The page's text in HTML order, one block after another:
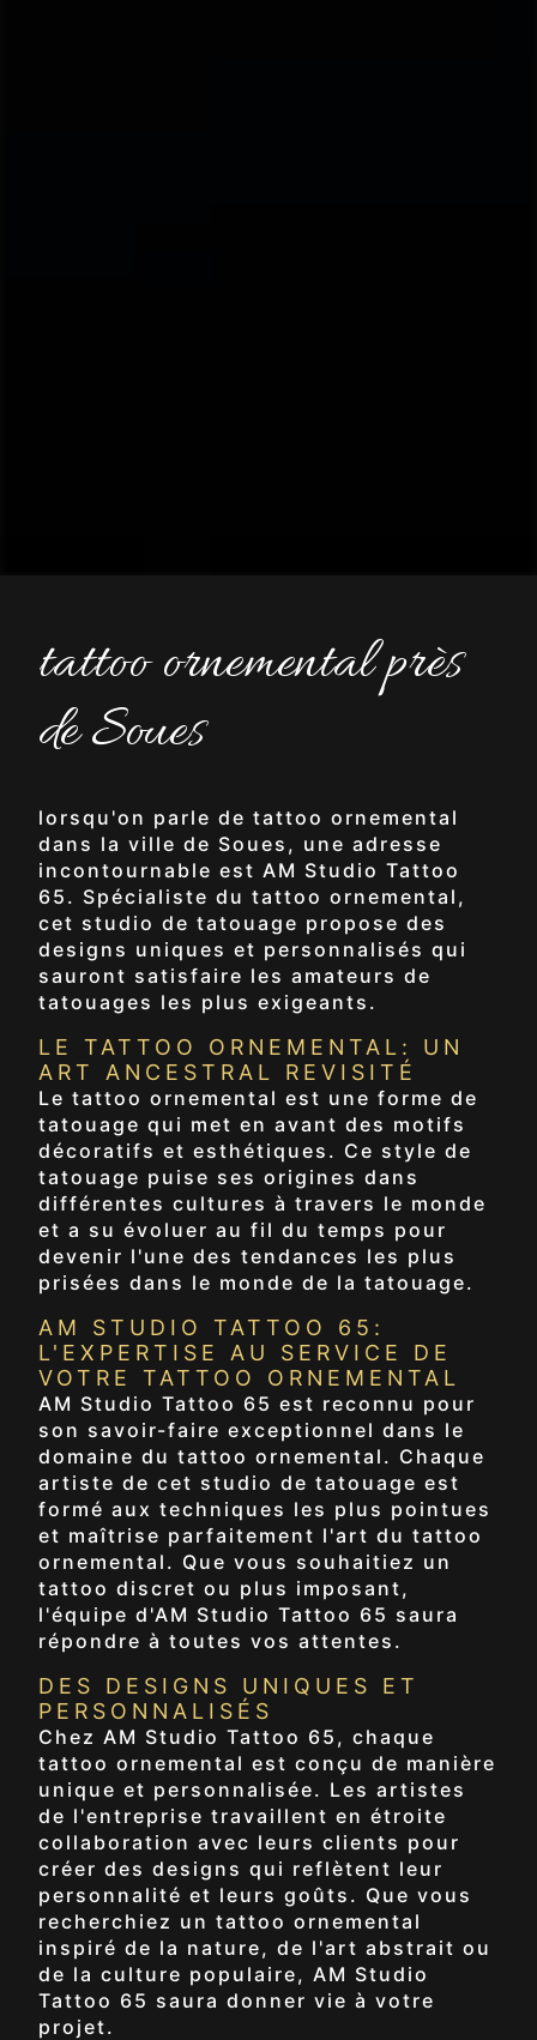
tattoo ornemental près
de Soues
lorsqu'on parle de tattoo ornemental
dans la ville de Soues, une adresse
incontournable est AM Studio Tattoo
65. Spécialiste du tattoo ornemental,
cet studio de tatouage propose des
designs uniques et personnalisés qui
sauront satisfaire les amateurs de
tatouages les plus exigeants.
LE TATTOO ORNEMENTAL: UN
ART ANCESTRAL REVISITÉ
Le tattoo ornemental est une forme de
tatouage qui met en avant des motifs
décoratifs et esthétiques. Ce style de
tatouage puise ses origines dans
différentes cultures à travers le monde
et a su évoluer au fil du temps pour
devenir l'une des tendances les plus
prisées dans le monde de la tatouage.
AM STUDIO TATTOO 65:
L'EXPERTISE AU SERVICE DE
VOTRE TATTOO ORNEMENTAL
AM Studio Tattoo 65 est reconnu pour
son savoir-faire exceptionnel dans le
domaine du tattoo ornemental. Chaque
artiste de cet studio de tatouage est
formé aux techniques les plus pointues
et maîtrise parfaitement l'art du tattoo
ornemental. Que vous souhaitiez un
tattoo discret ou plus imposant,
l'équipe d'AM Studio Tattoo 65 saura
répondre à toutes vos attentes.
DES DESIGNS UNIQUES ET
PERSONNALISÉS
Chez AM Studio Tattoo 65, chaque
tattoo ornemental est conçu de manière
unique et personnalisée. Les artistes
de l'entreprise travaillent en étroite
collaboration avec leurs clients pour
créer des designs qui reflètent leur
personnalité et leurs goûts. Que vous
recherchiez un tattoo ornemental
inspiré de la nature, de l'art abstrait ou
de la culture populaire, AM Studio
Tattoo 65 saura donner vie à votre
projet.